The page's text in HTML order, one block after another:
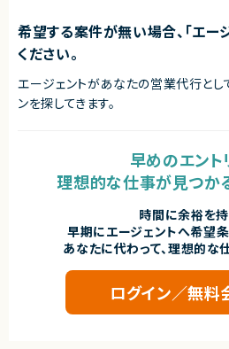
希望する案件が無い場合、「エー
ください。
エージェントがあなたの営業代行とし
ンを探してきます。
早めのエント
理想的な仕事が見つか
時間に余裕を持
早期にエージェントへ希望条
あなたに代わって、理想的な
ログイン／無料